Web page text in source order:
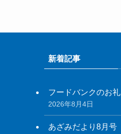
新着記事
フードバンクのお礼
2026年8月4日
あざみだより8月号